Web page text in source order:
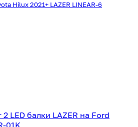
Hilux 2021+ LAZER LINEAR-6